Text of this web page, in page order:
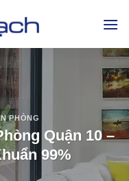
PHÒNG
Quận 10 –
99%